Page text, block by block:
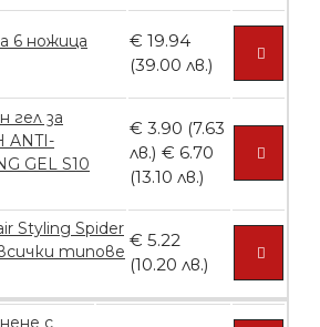
БЕЗПЛАТНО
Ваничка за маникюр BMSPA1C
БЕЗПЛАТНО
€ 19.94
(39.00 лв.)
€ 3.90 (7.63
лв.) € 6.70
(13.10 лв.)
€ 5.22
(10.20 лв.)